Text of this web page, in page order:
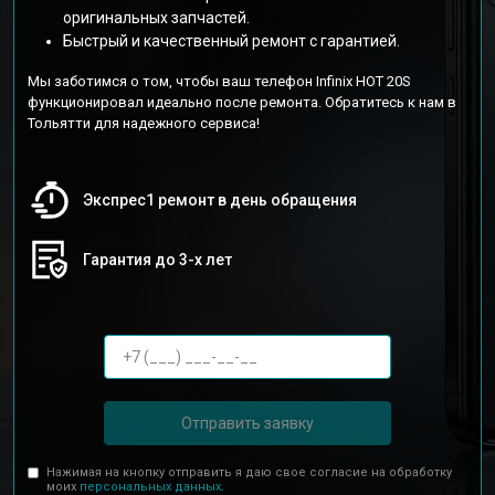
оригинальных запчастей.
Быстрый и качественный ремонт с гарантией.
Мы заботимся о том, чтобы ваш телефон Infinix HOT 20S
функционировал идеально после ремонта. Обратитесь к нам в
Тольятти для надежного сервиса!
Экспрес1 ремонт в день обращения
Гарантия до 3-х лет
Отправить заявку
Нажимая на кнопку отправить я даю свое согласие на обработку
моих персональных данных.